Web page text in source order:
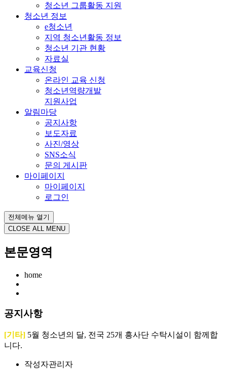
청소년 그룹활동 지원
청소년 정보
e청소년
지역 청소년활동 정보
청소년 기관 현황
자료실
교육신청
온라인 교육 신청
청소년역량개발
지원사업
알림마당
공지사항
보도자료
사진/영상
SNS소식
문의 게시판
마이페이지
마이페이지
로그인
전체메뉴 열기
CLOSE ALL MENU
본문영역
home
공지사항
[기타] 5월 청소년의 달, 전국 25개 흥사단 수탁시설이 함께합
니다.
작성자관리자